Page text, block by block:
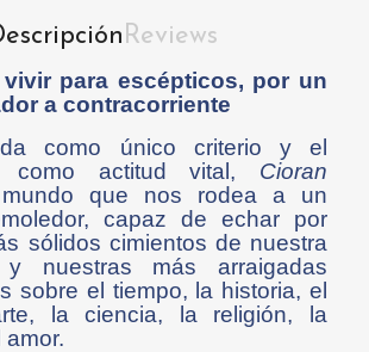
Reviews
para escépticos, por un
a contracorriente
como único criterio y el
como actitud vital, Cioran
que nos rodea a un
capaz de echar por
sólidos cimientos de nuestra
y nuestras más arraigadas
sobre el tiempo, la historia, el
la ciencia, la religión, la